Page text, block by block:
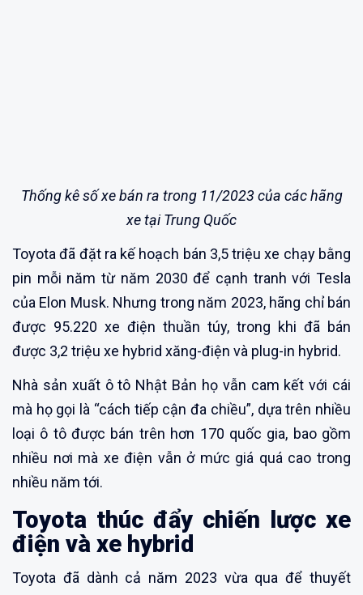
Thống kê số xe bán ra trong 11/2023 của các hãng
xe tại Trung Quốc
Toyota đã đặt ra kế hoạch bán 3,5 triệu xe chạy bằng
pin mỗi năm từ năm 2030 để cạnh tranh với Tesla
của Elon Musk. Nhưng trong năm 2023, hãng chỉ bán
được 95.220 xe điện thuần túy, trong khi đã bán
được 3,2 triệu xe hybrid xăng-điện và plug-in hybrid.
Nhà sản xuất ô tô Nhật Bản họ vẫn cam kết với cái
mà họ gọi là “cách tiếp cận đa chiều”, dựa trên nhiều
loại ô tô được bán trên hơn 170 quốc gia, bao gồm
nhiều nơi mà xe điện vẫn ở mức giá quá cao trong
nhiều năm tới.
Toyota thúc đẩy chiến lược xe
điện và xe hybrid
Toyota đã dành cả năm 2023 vừa qua để thuyết